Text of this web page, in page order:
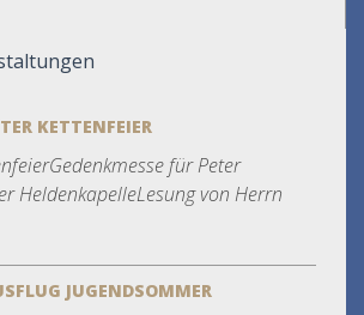
KETTENFEIER
für Peter
HeldenkapelleLesung von Herrn
JUGENDSOMMER